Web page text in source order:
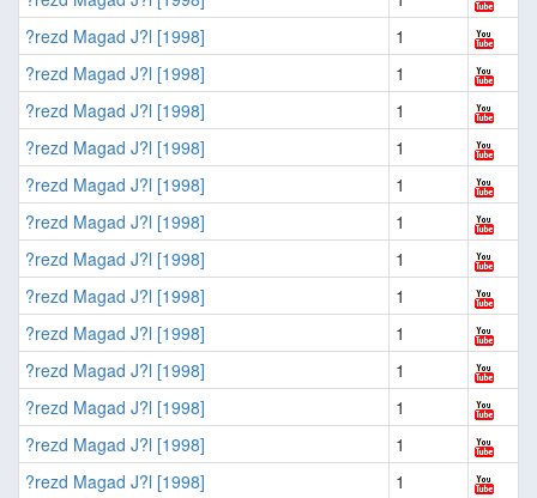
?rezd Magad J?l [1998]
1
?rezd Magad J?l [1998]
1
?rezd Magad J?l [1998]
1
?rezd Magad J?l [1998]
1
?rezd Magad J?l [1998]
1
?rezd Magad J?l [1998]
1
?rezd Magad J?l [1998]
1
?rezd Magad J?l [1998]
1
?rezd Magad J?l [1998]
1
?rezd Magad J?l [1998]
1
?rezd Magad J?l [1998]
1
?rezd Magad J?l [1998]
1
?rezd Magad J?l [1998]
1